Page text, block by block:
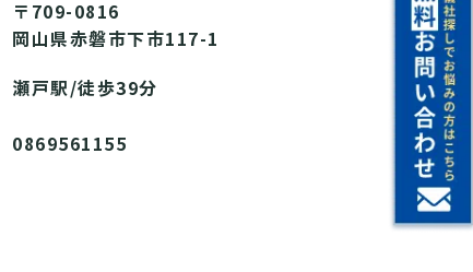
〒709-0816
岡山県赤磐市下市117-1
瀬戸駅/徒歩39分
0869561155